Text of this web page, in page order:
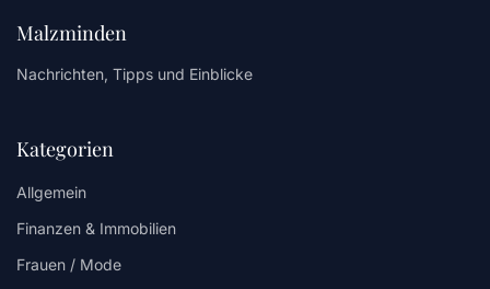
Malzminden
Nachrichten, Tipps und Einblicke
Kategorien
Allgemein
Finanzen & Immobilien
Frauen / Mode